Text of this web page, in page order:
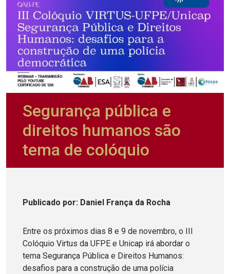
Segurança pública e
direitos humanos são
tema de colóquio
Publicado por: Daniel França da Rocha
Entre os próximos dias 8 e 9 de novembro, o III
Colóquio Virtus da UFPE e Unicap irá abordar o
tema Segurança Pública e Direitos Humanos:
desafios para a construção de uma polícia